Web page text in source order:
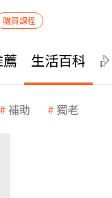
購買課程
生活百科
補助 獨老